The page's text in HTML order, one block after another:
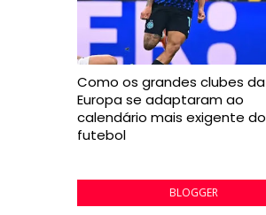
Como os grandes clubes da
Europa se adaptaram ao
calendário mais exigente do
futebol
BLOGGER